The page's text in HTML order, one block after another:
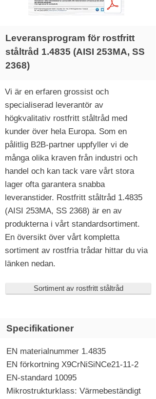
Leveransprogram för rostfritt
ståltråd 1.4835 (AISI 253MA, SS
2368)
Vi är en erfaren grossist och
specialiserad leverantör av
högkvalitativ rostfritt ståltråd med
kunder över hela Europa. Som en
pålitlig B2B-partner uppfyller vi de
många olika kraven från industri och
handel och kan tack vare vårt stora
lager ofta garantera snabba
leveranstider. Rostfritt ståltråd 1.4835
(AISI 253MA, SS 2368) är en av
produkterna i vårt standardsortiment.
En översikt över vårt kompletta
sortiment av rostfria trådar hittar du via
länken nedan.
Sortiment av rostfritt ståltråd
Specifikationer
EN materialnummer 1.4835
EN förkortning X9CrNiSiNCe21-11-2
EN-standard 10095
Mikrostrukturklass: Värmebeständigt